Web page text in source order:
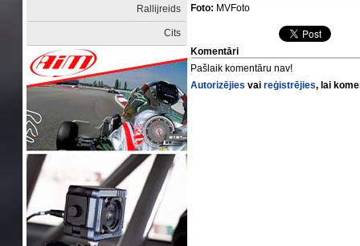
Rallijreids
Cits
Foto: MVFoto
Komentāri
Pašlaik komentāru nav!
Autorizējies vaireģistrējies, lai